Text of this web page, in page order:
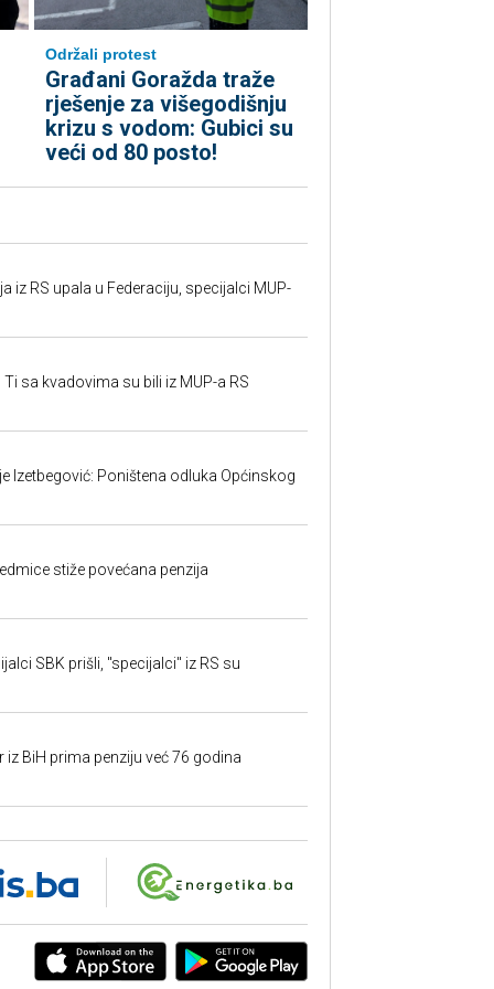
Održali protest
Građani Goražda traže
rješenje za višegodišnju
krizu s vodom: Gubici su
veći od 80 posto!
iz RS upala u Federaciju, specijalci MUP-
sa kvadovima su bili iz MUP-a RS
Izetbegović: Poništena odluka Općinskog
stiže povećana penzija
SBK prišli, "specijalci" iz RS su
iz BiH prima penziju već 76 godina